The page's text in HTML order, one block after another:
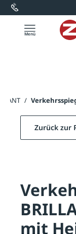
springen
/
Zurück zur
mit